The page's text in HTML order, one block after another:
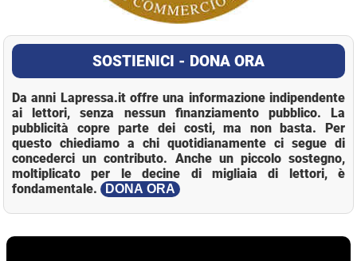
SOSTIENICI - DONA ORA
Da anni Lapressa.it offre una informazione indipendente
ai lettori, senza nessun finanziamento pubblico. La
pubblicità copre parte dei costi, ma non basta. Per
questo chiediamo a chi quotidianamente ci segue di
concederci un contributo. Anche un piccolo sostegno,
moltiplicato per le decine di migliaia di lettori, è
fondamentale.
DONA ORA